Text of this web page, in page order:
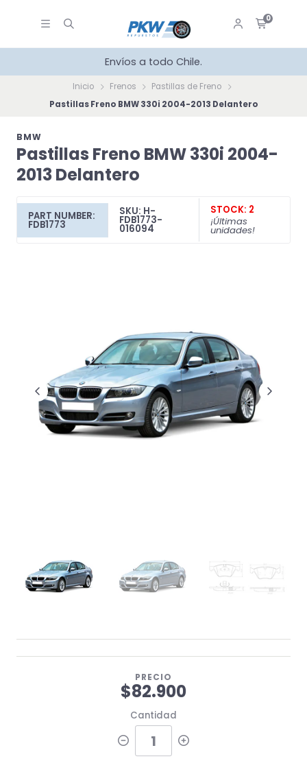
0
Envíos a todo Chile.
Inicio Frenos
Pastillas de Freno
Pastillas Freno BMW 330i 2004-2013 Delantero
BMW
Pastillas Freno BMW 330i 2004-
2013 Delantero
PART NUMBER:
FDB1773
SKU: H-
FDB1773-
016094
STOCK: 2
¡Últimas
unidades!
PRECIO
$82.900
Cantidad